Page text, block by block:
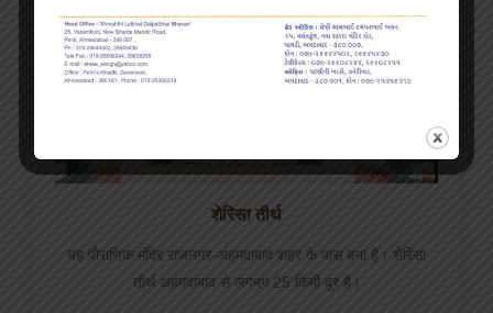
शेरिसा तीर्थ
यह पौराणिक मंदिर राजनगर-अहमदाबाद शहर के पास बना है। शेरिसा
तीर्थ अहमदाबाद से लगभग 25 किमी दूर है।